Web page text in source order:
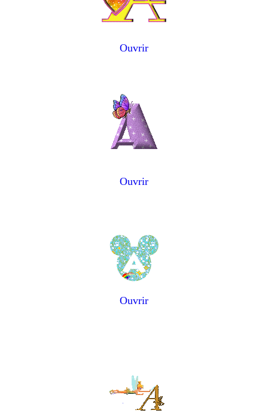
Ouvrir
Ouvrir
Ouvrir